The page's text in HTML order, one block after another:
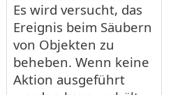
Es wird versucht, das
Ereignis beim Säubern
von Objekten zu
beheben. Wenn keine
Aktion ausgeführt